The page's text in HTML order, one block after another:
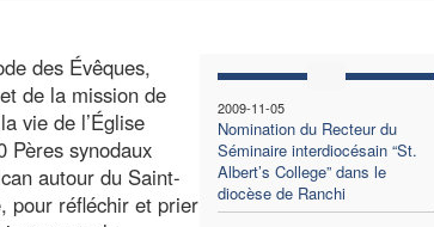
2009-11-05
Nomination du Recteur du
Séminaire interdiocésain “St.
Albert’s College” dans le
diocèse de Ranchi
des Évêques,
de la mission de
vie de l’Église
Pères synodaux
autour du Saint-
pour réfléchir et prier